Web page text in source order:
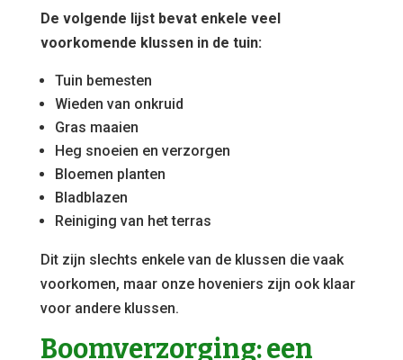
De volgende lijst bevat enkele veel
voorkomende klussen in de tuin:
Tuin bemesten
Wieden van onkruid
Gras maaien
Heg snoeien en verzorgen
Bloemen planten
Bladblazen
Reiniging van het terras
Dit zijn slechts enkele van de klussen die vaak
voorkomen, maar onze hoveniers zijn ook klaar
voor andere klussen.
Boomverzorging: een